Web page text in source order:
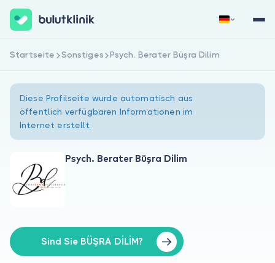
Über uns
Für Ärzte
Jetzt registrieren Anmelden
Startseite Sonstiges Psych. Berater Büşra Dilim
Diese Profilseite wurde automatisch aus
öffentlich verfügbaren Informationen im
Internet erstellt.
Psych. Berater Büşra Dilim
Sind Sie BÜŞRA DİLİM?